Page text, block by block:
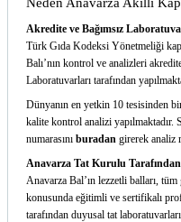
Akredite ve Bağımsız
Türk Gıda Kodeksi Yönetmeliği
Balı’nın kontrol ve analizleri
Laboratuvarları tarafından
Dünyanın en yetkin 10 tesisinden
kalite kontrol analizi yapılmaktadır.
numarasını buradan girerek analiz
Anavarza Tat Kurulu
Anavarza Bal’ın lezzetli balları,
konusunda eğitimli ve sertifikalı
tarafından duyusal tat